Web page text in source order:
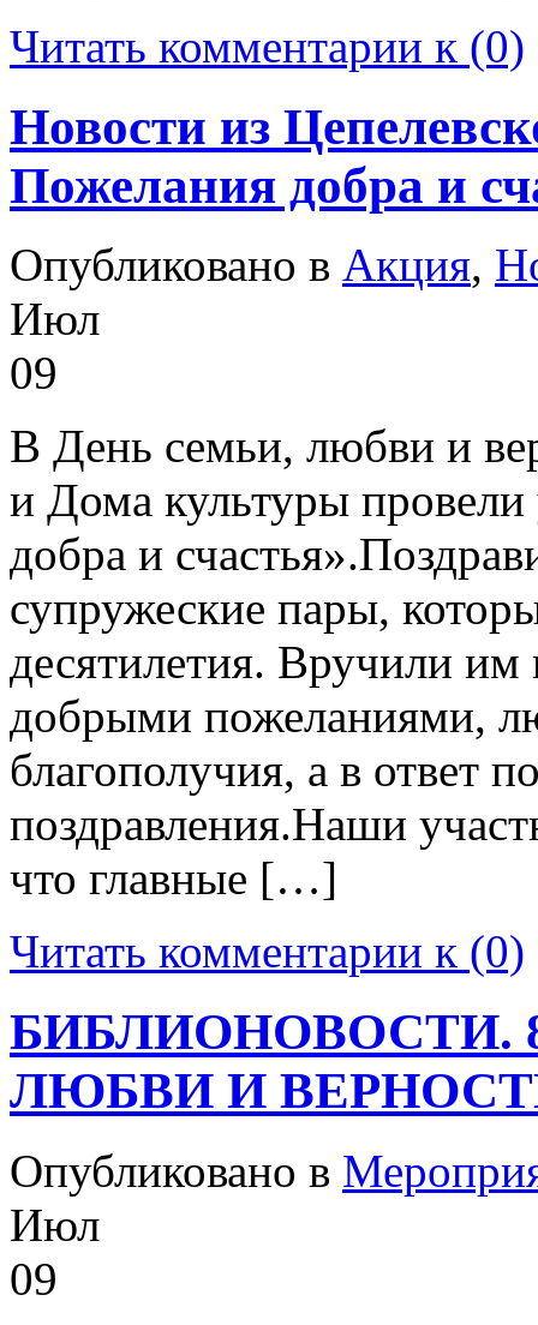
Читать комментарии к (0)
Новости из
Пожелания добра и
Опубликовано в Акция,
Июл
09
В День семьи, любви и
и Дома культуры
добра и
супружеские пары,
десятилетия. Вручили им
добрыми пожеланиями,
благополучия, а в ответ
поздравления.Наши
что главные […]
Читать комментарии к (0)
БИБЛИОНОВОСТИ.
ЛЮБВИ И
Опубликовано в
Июл
09